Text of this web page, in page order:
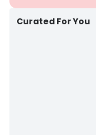
Curated For You